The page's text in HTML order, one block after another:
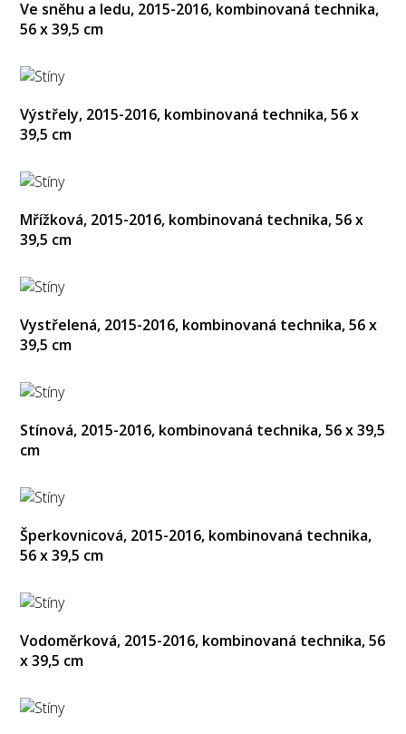
Ve sněhu a ledu, 2015-2016, kombinovaná technika,
56 x 39,5 cm
Výstřely, 2015-2016, kombinovaná technika, 56 x
39,5 cm
Mřížková, 2015-2016, kombinovaná technika, 56 x
39,5 cm
Vystřelená, 2015-2016, kombinovaná technika, 56 x
39,5 cm
Stínová, 2015-2016, kombinovaná technika, 56 x 39,5
cm
Šperkovnicová, 2015-2016, kombinovaná technika,
56 x 39,5 cm
Vodoměrková, 2015-2016, kombinovaná technika, 56
x 39,5 cm